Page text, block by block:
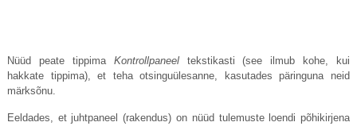
Nüüd peate tippima Kontrollpaneeltekstikasti (see ilmub kohe, kui
hakkate tippima), et teha otsinguülesanne, kasutades päringuna neid
märksõnu.
Eeldades, et juhtpaneel (rakendus) on nüüd tulemuste loendi põhikirjena